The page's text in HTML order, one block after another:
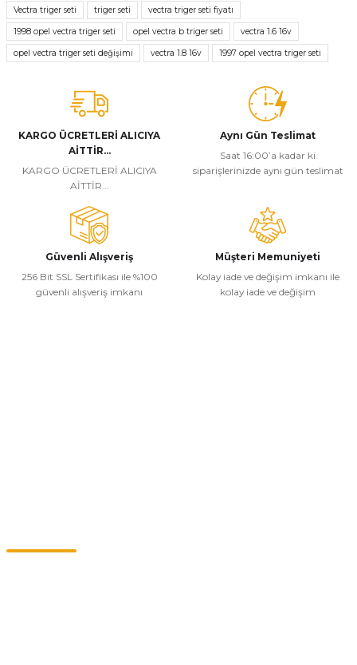
tarafımıza iletebilirsiniz.
Görüş ve önerileriniz için teşekkür ederiz.
Ürün resmi kalitesiz, bozuk veya görüntülenemiyor.
Ürün bilgilerinde hatalar bulunuyor.
Ürün fiyatı diğer sitelerden daha pahalı.
Bu ürüne benzer farklı alternatifler olmalı.
Vectra triger seti
triger seti vectra triger seti fiyatı
1998 opel vectra triger seti opel vectra b triger seti vectra 1.6 16v
opel vectra triger seti değişimi vectra 1.8 16v 1997 opel vectra triger seti
KARGO ÜCRETLERİ ALICIYA
AİTTİR...
KARGO ÜCRETLERİ ALICIYA
AİTTİR...
Aynı Gün Teslimat
Saat 16:00’a kadar ki
siparişlerinizde aynı gün teslimat
Güvenli Alışveriş
256 Bit SSL Sertifikası ile %100
güvenli alışveriş imkanı
Müşteri Memuniyeti
Kolay iade ve değişim imkanı ile
kolay iade ve değişim